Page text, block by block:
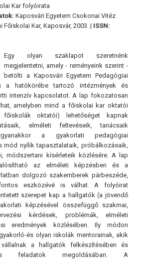
Kar folyóirata
Kaposvári Egyetem Csokonai Vitéz
Főiskolai Kar, Kaposvár, 2003. | ISSN:
Egy olyan szaklapot szeretnénk
megjelentetni, amely - reményeink szerint -
betölti a Kaposvári Egyetem Pedagógiai
a hatókörébe tartozó intézmények és
intenzív kapcsolatot. A lap fokozatosan
amelyben mind a főiskolai kar oktatói
főiskolák oktatói) lehetőséget kapnak
elméleti feltevéseik, tanácsaik
a gyakorlati pedagógiai
mód nyílik tapasztalataik, próbálkozásaik,
módszertani kísérleteik közlésére. A lap
az elméleti képzésben és a
dolgozó szakemberek párbeszéde,
eszközévé is válhat. A folyóirat
szerepet kap a hallgatók (a jövendő
képzésével összefüggő szakmai,
kérdések, problémák, elméleti
eredmények közlésében. Ily módon
és olyan iskolák mentorainak, akik
a hallgatók felkészítésében és
feladatok megoldásában. A